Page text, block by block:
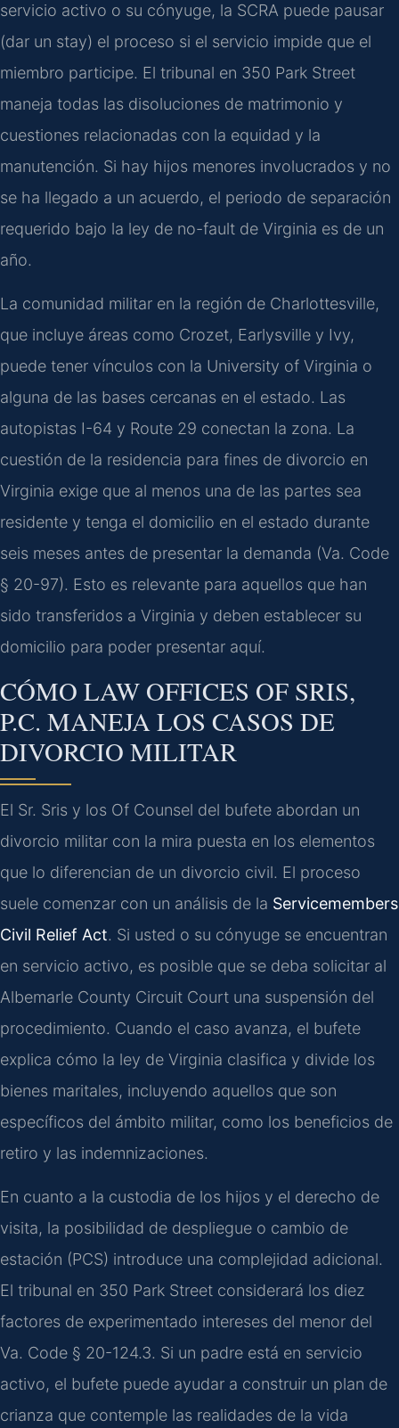
servicio activo o su cónyuge, la SCRA puede pausar
(dar un stay) el proceso si el servicio impide que el
miembro participe. El tribunal en 350 Park Street
maneja todas las disoluciones de matrimonio y
cuestiones relacionadas con la equidad y la
manutención. Si hay hijos menores involucrados y no
se ha llegado a un acuerdo, el periodo de separación
requerido bajo la ley de no-fault de Virginia es de un
año.
La comunidad militar en la región de Charlottesville,
que incluye áreas como Crozet, Earlysville y Ivy,
puede tener vínculos con la University of Virginia o
alguna de las bases cercanas en el estado. Las
autopistas I-64 y Route 29 conectan la zona. La
cuestión de la residencia para fines de divorcio en
Virginia exige que al menos una de las partes sea
residente y tenga el domicilio en el estado durante
seis meses antes de presentar la demanda (Va. Code
§ 20-97). Esto es relevante para aquellos que han
sido transferidos a Virginia y deben establecer su
domicilio para poder presentar aquí.
CÓMO LAW OFFICES OF SRIS,
P.C. MANEJA LOS CASOS DE
DIVORCIO MILITAR
El Sr. Sris y los Of Counsel del bufete abordan un
divorcio militar con la mira puesta en los elementos
que lo diferencian de un divorcio civil. El proceso
suele comenzar con un análisis de la Servicemembers
Civil Relief Act. Si usted o su cónyuge se encuentran
en servicio activo, es posible que se deba solicitar al
Albemarle County Circuit Court una suspensión del
procedimiento. Cuando el caso avanza, el bufete
explica cómo la ley de Virginia clasifica y divide los
bienes maritales, incluyendo aquellos que son
específicos del ámbito militar, como los beneficios de
retiro y las indemnizaciones.
En cuanto a la custodia de los hijos y el derecho de
visita, la posibilidad de despliegue o cambio de
estación (PCS) introduce una complejidad adicional.
El tribunal en 350 Park Street considerará los diez
factores de experimentado intereses del menor del
Va. Code § 20-124.3. Si un padre está en servicio
activo, el bufete puede ayudar a construir un plan de
crianza que contemple las realidades de la vida